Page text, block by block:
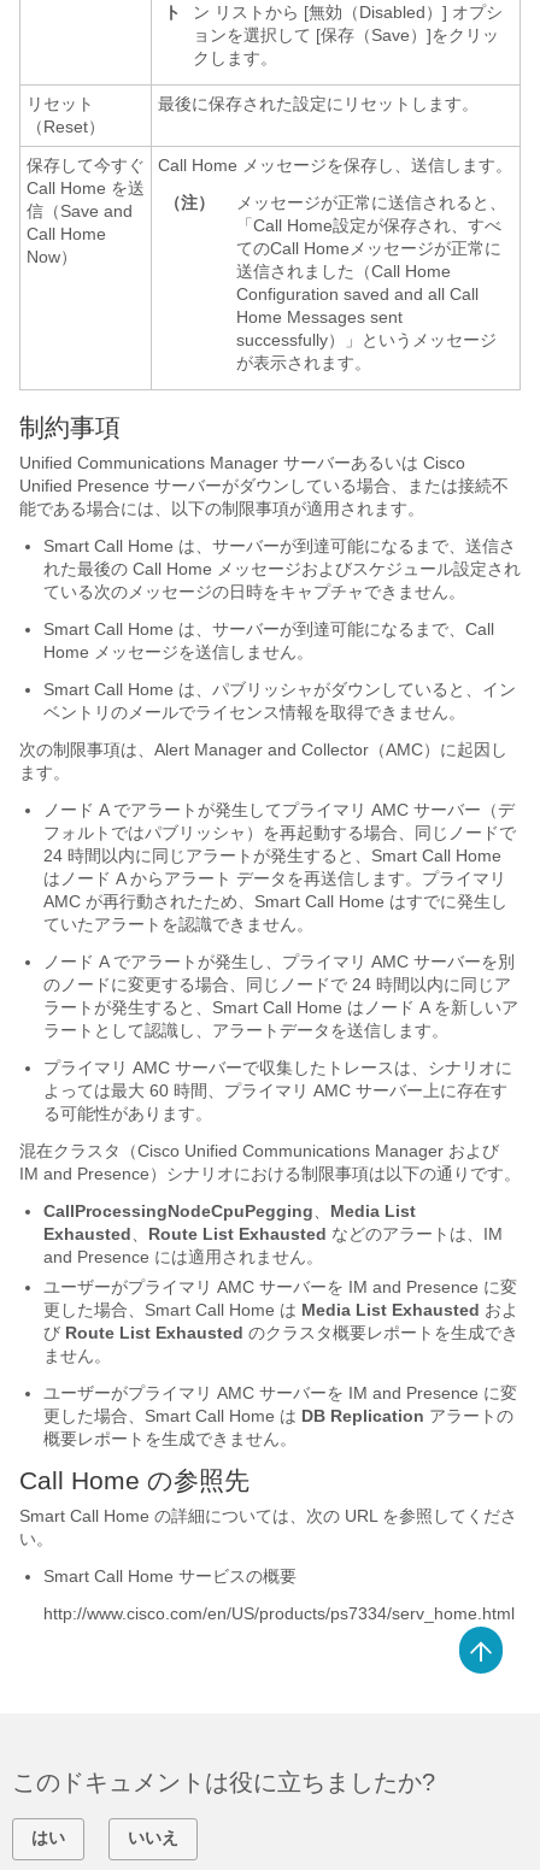
ト
ン リストから [無効（Disabled）] オプシ
ョンを選択して [保存（Save）]をクリッ
クします。
リセット
（Reset）
最後に保存された設定にリセットします。
保存して今すぐ
Call Home を送
信（Save and
Call Home
Now）
Call Home メッセージを保存し、送信します。
（注）
メッセージが正常に送信されると、
「Call Home設定が保存され、すべ
てのCall Homeメッセージが正常に
送信されました（Call Home
Configuration saved and all Call
Home Messages sent
successfully）」
というメッセージ
が表示されます。
制約事項
Unified Communications Manager サーバーあるいは Cisco
Unified Presence サーバーがダウンしている場合、または接続不
能である場合には、以下の制限事項が適用されます。
Smart Call Home は、サーバーが到達可能になるまで、送信さ
れた最後の Call Home メッセージおよびスケジュール設定され
ている次のメッセージの日時をキャプチャできません。
Smart Call Home は、サーバーが到達可能になるまで、Call
Home メッセージを送信しません。
Smart Call Home は、パブリッシャがダウンしていると、イン
ベントリのメールでライセンス情報を取得できません。
次の制限事項は、Alert Manager and Collector（AMC）に起因し
ます。
ノード A でアラートが発生してプライマリ AMC サーバー（デ
フォルトではパブリッシャ）を再起動する場合、同じノードで
24 時間以内に同じアラートが発生すると、Smart Call Home
はノード A からアラート データを再送信します。プライマリ
AMC が再行動されたため、Smart Call Home はすでに発生し
ていたアラートを認識できません。
ノード A でアラートが発生し、プライマリ AMC サーバーを別
のノードに変更する場合、同じノードで 24 時間以内に同じア
ラートが発生すると、Smart Call Home はノード A を新しいア
ラートとして認識し、アラートデータを送信します。
プライマリ AMC サーバーで収集したトレースは、シナリオに
よっては最大 60 時間、プライマリ AMC サーバー上に存在す
る可能性があります。
混在クラスタ（Cisco Unified Communications Manager および
IM and Presence）シナリオにおける制限事項は以下の通りです。
CallProcessingNodeCpuPegging
Media List
Exhausted
Route List Exhausted などのアラートは、IM
and Presence には適用されません。
ユーザーがプライマリ AMC サーバーを IM and Presence に変
更した場合、Smart Call Home は Media List Exhausted およ
び Route List Exhausted のクラスタ概要レポートを生成でき
ません。
ユーザーがプライマリ AMC サーバーを IM and Presence に変
更した場合、Smart Call Home は DB Replication アラートの
概要レポートを生成できません。
Call Home の参照先
Smart Call Home の詳細については、次の URL を参照してくださ
い。
Smart Call Home サービスの概要
http://www.cisco.com/en/US/products/ps7334/serv_home.html
このドキュメントは役に立ちましたか?
はい いいえ